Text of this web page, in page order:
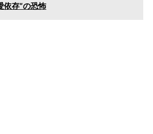
依存”の恐怖